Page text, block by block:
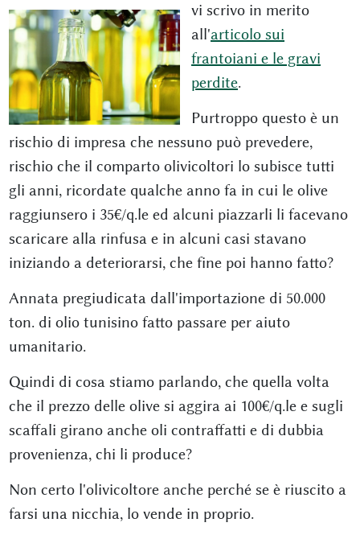
vi scrivo in merito
all'articolo sui
frantoiani e le gravi
perdite.
Purtroppo questo è un
rischio di impresa che nessuno può prevedere,
rischio che il comparto olivicoltori lo subisce tutti
gli anni, ricordate qualche anno fa in cui le olive
raggiunsero i 35€/q.le ed alcuni piazzarli li facevano
scaricare alla rinfusa e in alcuni casi stavano
iniziando a deteriorarsi, che fine poi hanno fatto?
Annata pregiudicata dall'importazione di 50.000
ton. di olio tunisino fatto passare per aiuto
umanitario.
Quindi di cosa stiamo parlando, che quella volta
che il prezzo delle olive si aggira ai 100€/q.le e sugli
scaffali girano anche oli contraffatti e di dubbia
provenienza, chi li produce?
Non certo l'olivicoltore anche perché se è riuscito a
farsi una nicchia, lo vende in proprio.